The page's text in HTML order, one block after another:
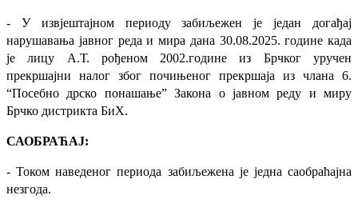
- У извјештајном периоду забиљежен је један догађај
нарушавања јавног реда и мира дана 30.08.2025. године када
је лицу А.Т. рођеном 2002.године из Брчког уручен
прекршајни налог због почињеног прекршаја из члана 6.
“Посебно дрско понашање” Закона о јавном реду и миру
Брчко дистрикта БиХ.
САОБРАЋАЈ:
- Током наведеног периода забиљежена је једна саобраћајна
незгода.